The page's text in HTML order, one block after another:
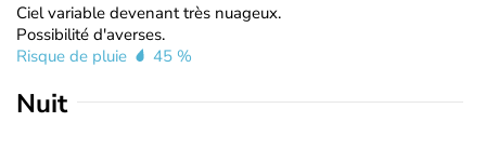
Ciel variable devenant très nuageux.
Possibilité d'averses.
Risque de pluie
45 %
Nuit